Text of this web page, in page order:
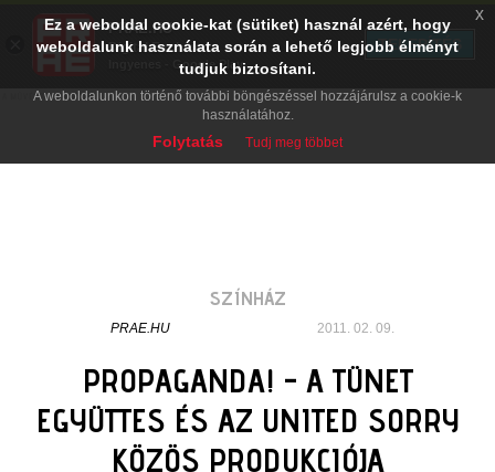
SZÍNHÁZ
PRAE.HU 2011. 02. 09.
PROPAGANDA! - A TÜNET
EGYÜTTES ÉS AZ UNITED SORRY
KÖZÖS PRODUKCIÓJA
Ez a weboldal cookie-kat (sütiket) használ azért, hogy
weboldalunk használata során a lehető legjobb élményt
tudjuk biztosítani.
A weboldalunkon történő további böngészéssel hozzájárulsz a cookie-k
használatához.
Folytatás Tudj meg többet
x
PRAE.HU
Digital Evolution
Ingyenes - Google Play
TELEPÍTÉS